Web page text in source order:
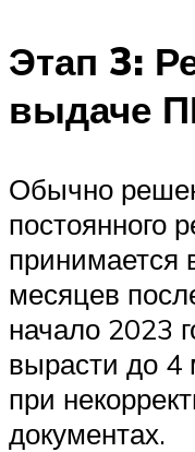
Этап 3:
выдаче
Обычно
постоянного
принимается
месяцев
начало 2023
вырасти до 4
при
документах.